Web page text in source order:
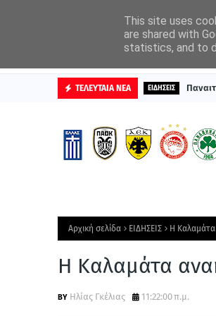
ΤΕΛΕΥΤΑΙΑ ΝΕΑ ΕΙΔΗΣΕΙΣ
Αρχική σελίδα ΕΙΔΗΣΕΙΣ Η
Η Καλαμάτα
Ηλίας Γκέλιας 11:22:00 π.μ.
This site uses
are shared with
statistics, and to